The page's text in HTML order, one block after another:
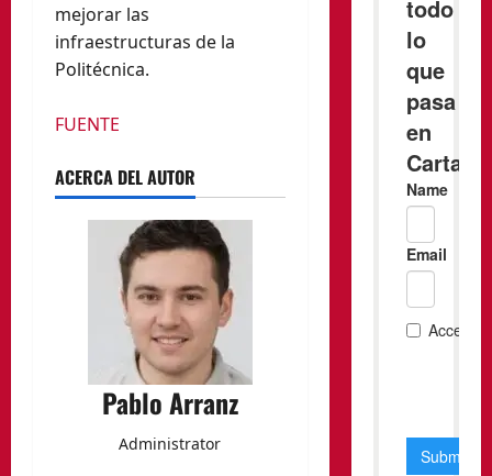
mejorar las
infraestructuras de la
Politécnica.
FUENTE
ACERCA DEL AUTOR
Pablo Arranz
Administrator